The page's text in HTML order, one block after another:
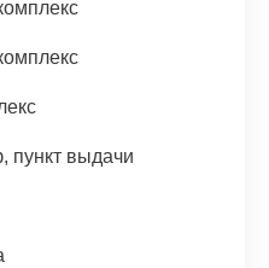
пункт выдачи